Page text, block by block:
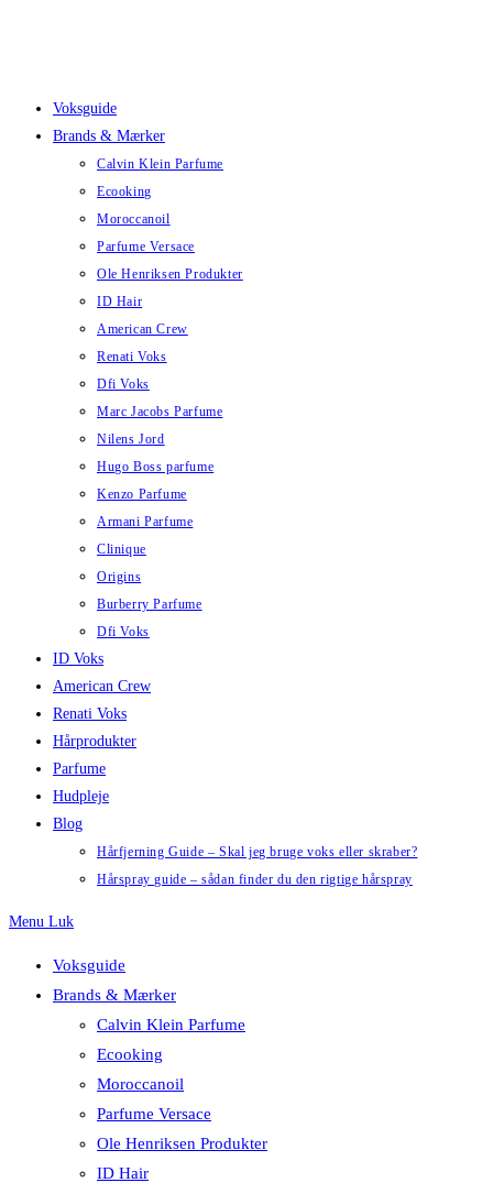
Voksguide
Brands & Mærker
Calvin Klein Parfume
Ecooking
Moroccanoil
Parfume Versace
Ole Henriksen Produkter
ID Hair
American Crew
Renati Voks
Dfi Voks
Marc Jacobs Parfume
Nilens Jord
Hugo Boss parfume
Kenzo Parfume
Armani Parfume
Clinique
Origins
Burberry Parfume
Dfi Voks
ID Voks
American Crew
Renati Voks
Hårprodukter
Parfume
Hudpleje
Blog
Hårfjerning Guide – Skal jeg bruge voks eller skraber?
Hårspray guide – sådan finder du den rigtige hårspray
Menu Luk
Voksguide
Brands & Mærker
Calvin Klein Parfume
Ecooking
Moroccanoil
Parfume Versace
Ole Henriksen Produkter
ID Hair